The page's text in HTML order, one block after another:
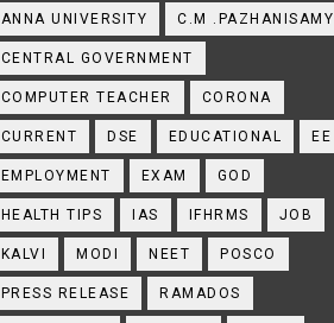
ANNA UNIVERSITY C.M .PAZHANISAMY
CENTRAL GOVERNMENT
COMPUTER TEACHER CORONA
CURRENT DSE EDUCATIONAL EE
EMPLOYMENT EXAM GOD
HEALTH TIPS IAS IFHRMS JOB
KALVI MODI NEET POSCO
PRESS RELEASE RAMADOS